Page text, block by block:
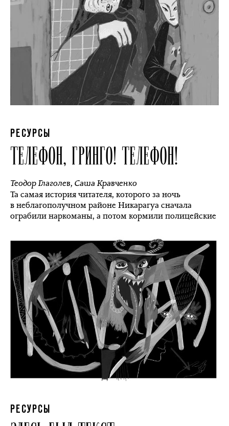
РЕСУРСЫ
ТЕЛЕФОН, ГРИНГО! ТЕЛЕФОН!
Теодор Глаголев, Саша Кравченко
Та самая история читателя, которого за ночь
в неблагополучном районе Никарагуа сначала
ограбили наркоманы, а потом кормили полицейские
РЕСУРСЫ